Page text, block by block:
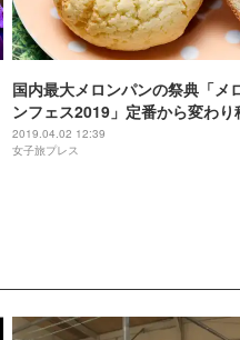
国内最大メロンパンの祭典「メ
ンフェス2019」定番から変わり
約20種集結
2019.04.02 12:39
女子旅プレス